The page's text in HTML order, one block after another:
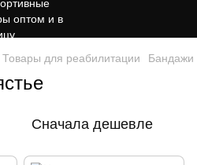
Товары для реабилитации Бандажи
Сначала дешевле